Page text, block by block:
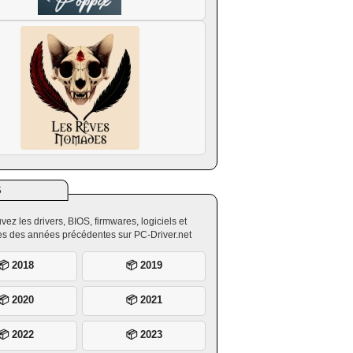
les drivers, BIOS, firmwares, logiciels et
des années précédentes sur PC-Driver.net
2018 📦 2019
2020 📦 2021
2022 📦 2023